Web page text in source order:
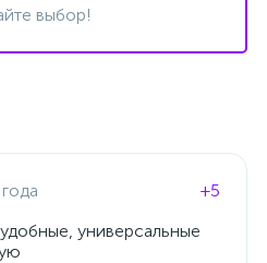
выбор!
+5
универсальные